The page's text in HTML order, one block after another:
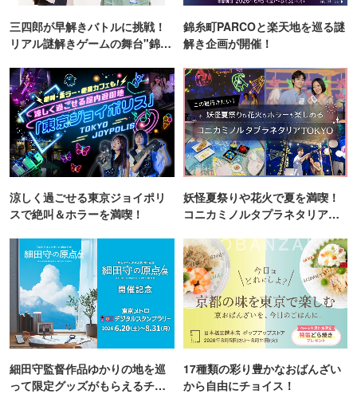
三四郎が早解きバトルに挑戦！
リアル謎解きゲームの舞台"錦糸
錦糸町PARCOと楽天地を巡る謎
解き企画が開催！
涼しく過ごせる東京ジョイポリ
スで絶叫＆ホラーを満喫！
妖怪夏祭りや花火で夏を満喫！
コニカミノルタプラネタリア
細田守監督作品ゆかりの地を巡
って限定グッズがもらえるチャ
17種類の彩り豊かなおばんざい
から自由にチョイス！